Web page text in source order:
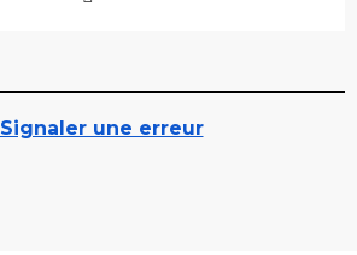
Signaler une erreur